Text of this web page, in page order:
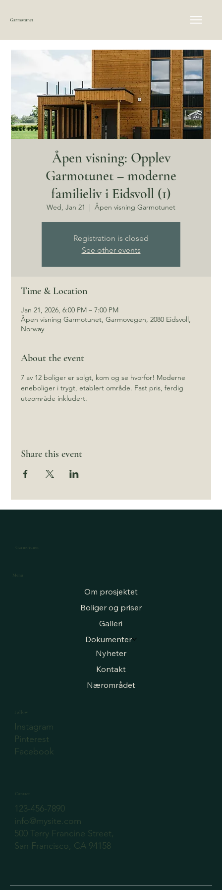
Garmotunet
Åpen visning: Opplev
Garmotunet – moderne
familieliv i Eidsvoll (1)
Wed, Jan 21 Åpen visning Garmotunet
Registration is closed
See other events
Time & Location
Jan 21, 2026, 6:00 PM – 7:00 PM
Åpen visning Garmotunet, Garmovegen, 2080 Eidsvoll,
Norway
About the event
7 av 12 boliger er solgt, kom og se hvorfor! Moderne
eneboliger i trygt, etablert område. Fast pris, ferdig
uteområde inkludert.
Share this event
Garmotunet
Menu
Om prosjektet
Boliger og priser
Galleri
Dokumenter
Nyheter
Kontakt
Nærområdet
Follow
Instagram
Pinterest
Facebook
Contact
123-456-7890
info@mysite.com
500 Terry Francine Street,
San Francisco, CA 94158